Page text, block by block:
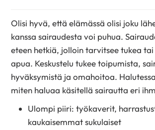
Olisi hyvä, että elämässä olisi joku
kanssa sairaudesta voi puhua.
eteen hetkiä, jolloin tarvitsee tukea
apua. Keskustelu tukee toipumista,
hyväksymistä ja omahoitoa.
miten haluaa käsitellä sairautta eri
Ulompi piiri: työkaverit,
kaukaisemmat sukulaiset